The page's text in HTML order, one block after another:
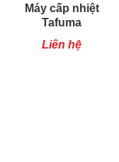
Máy cấp nhiệt
Tafuma
TSQ100RP
Liên hệ